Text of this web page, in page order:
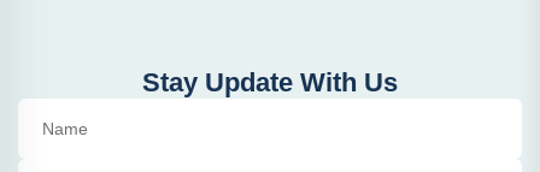
Stay Update With Us